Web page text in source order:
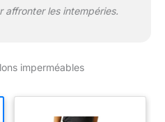
affronter les intempéries.
imperméables